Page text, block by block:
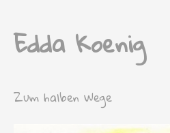
Edda Koenig
Zum halben Wege